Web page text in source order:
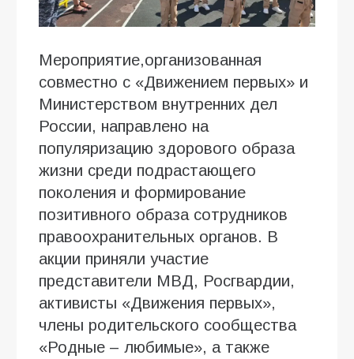
Мероприятие,организованная
совместно с «Движением первых» и
Министерством внутренних дел
России, направлено на
популяризацию здорового образа
жизни среди подрастающего
поколения и формирование
позитивного образа сотрудников
правоохранительных органов. В
акции приняли участие
представители МВД, Росгвардии,
активисты «Движения первых»,
члены родительского сообщества
«Родные – любимые», а также